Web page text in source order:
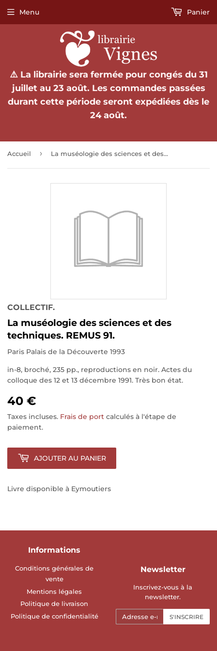
⚠️ La librairie sera fermée pour congés du 31
juillet au 23 août. Les commandes passées
durant cette période seront expédiées dès le
24 août.
Menu Panier
Accueil › La muséologie des sciences et des techniques. REMUS 91.
COLLECTIF.
La muséologie des sciences et des
techniques. REMUS 91.
Paris Palais de la Découverte 1993
in-8, broché, 235 pp., reproductions en noir. Actes du
colloque des 12 et 13 décembre 1991. Très bon état.
40 €
Taxes incluses. Frais de port calculés à l'étape de
paiement.
AJOUTER AU PANIER
Livre disponible à Eymoutiers
Informations
Conditions générales de
vente
Mentions légales
Politique de livraison
Politique de confidentialité
Newsletter
Inscrivez-vous à la
newsletter.
mails
S'INSCRIRE